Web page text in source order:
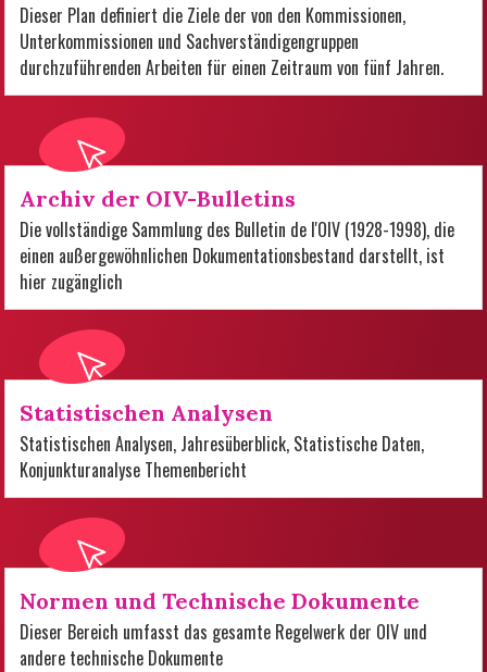
Dieser Plan definiert die Ziele der von den Kommissionen,
Unterkommissionen und Sachverständigengruppen
durchzuführenden Arbeiten für einen Zeitraum von fünf Jahren.
Archiv der OIV-Bulletins
Die vollständige Sammlung des Bulletin de l'OIV (1928-1998), die
einen außergewöhnlichen Dokumentationsbestand darstellt, ist
hier zugänglich
Statistischen Analysen
Statistischen Analysen, Jahresüberblick, Statistische Daten,
Konjunkturanalyse Themenbericht
Normen und Technische Dokumente
Dieser Bereich umfasst das gesamte Regelwerk der OIV und
andere technische Dokumente